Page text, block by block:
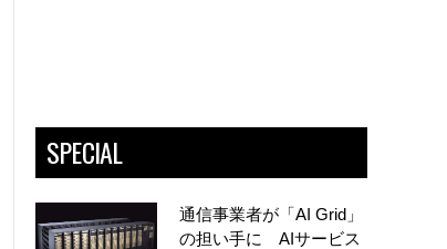
SPECIAL
通信事業者が「AI Grid」
の担い手に AIサービス